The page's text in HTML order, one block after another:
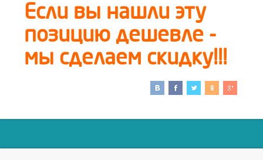
Если вы нашли эту
позицию дешевле -
мы сделаем скидку!!!